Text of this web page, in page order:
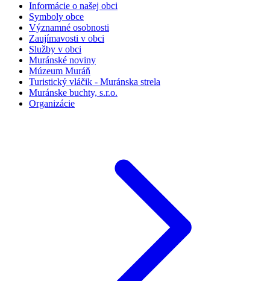
Informácie o našej obci
Symboly obce
Významné osobnosti
Zaujímavosti v obci
Služby v obci
Muránské noviny
Múzeum Muráň
Turistický vláčik - Muránska strela
Muránske buchty, s.r.o.
Organizácie